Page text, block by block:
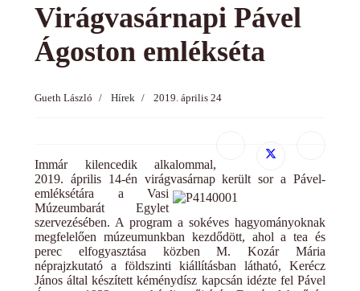
Virágvasárnapi Pável
Ágoston emlékséta
Gueth László Hírek 2019. április 24
Immár kilencedik alkalommal,
2019. április 14-én virágvasárnap került sor a Pável-
emléksétára a Vasi
Múzeumbarát Egylet
szervezésében. A program a sokéves hagyományoknak
megfelelően múzeumunkban kezdődött, ahol a tea és
perec elfogyasztása közben M. Kozár Mária
néprajzkutató a földszinti kiállításban látható, Kerécz
János által készített kéménydísz kapcsán idézte fel Pável